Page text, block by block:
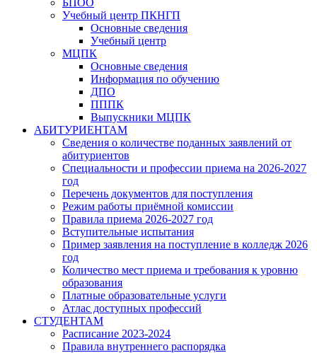
БПОО
Учебный центр ПКНГП
Основные сведения
Учебный центр
МЦПК
Основные сведения
Информация по обучению
ДПО
ПППК
Выпускники МЦПК
АБИТУРИЕНТАМ
Сведения о количестве поданных заявлений от
абитуриентов
Специальности и профессии приема на 2026-2027
год
Перечень документов для поступления
Режим работы приёмной комиссии
Правила приема 2026-2027 год
Вступительные испытания
Пример заявления на поступление в колледж 2026
год
Количество мест приема и требования к уровню
образования
Платные образовательные услуги
Атлас доступных профессий
СТУДЕНТАМ
Расписание 2023-2024
Правила внутреннего распорядка